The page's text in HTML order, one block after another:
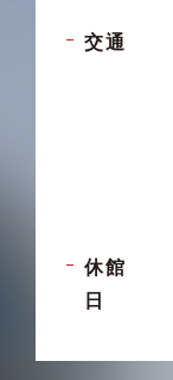
交通
休館
日